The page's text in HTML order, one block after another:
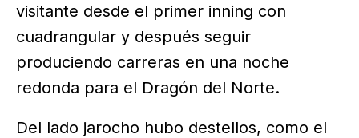
visitante desde el primer inning con
cuadrangular y después seguir
produciendo carreras en una noche
redonda para el Dragón del Norte.
Del lado jarocho hubo destellos, como el